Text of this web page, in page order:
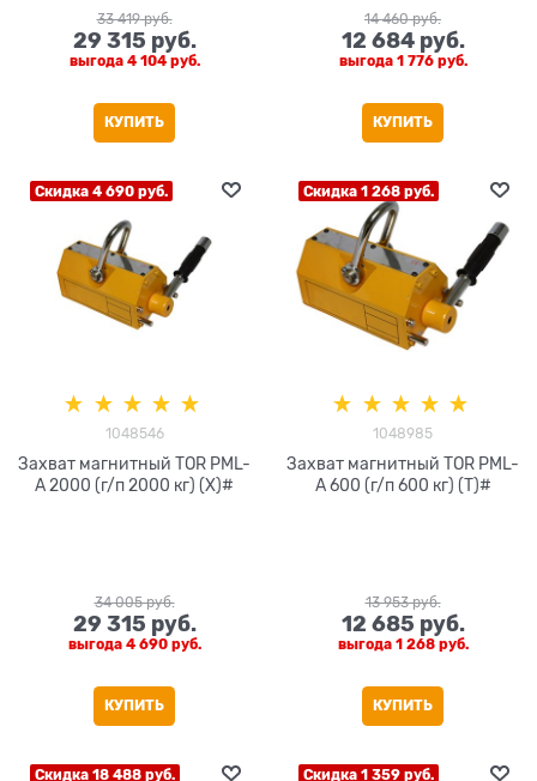
33 419 руб.
29 315 руб.
выгода 4 104 руб.
КУПИТЬ
14 460 руб.
12 684 руб.
выгода 1 776 руб.
КУПИТЬ
Скидка 4 690 руб.
1048546
Захват магнитный TOR PML-
A 2000 (г/п 2000 кг) (X)#
34 005 руб.
29 315 руб.
выгода 4 690 руб.
КУПИТЬ
Скидка 1 268 руб.
1048985
Захват магнитный TOR PML-
A 600 (г/п 600 кг) (T)#
13 953 руб.
12 685 руб.
выгода 1 268 руб.
КУПИТЬ
Скидка 18 488 руб. Скидка 1 359 руб.